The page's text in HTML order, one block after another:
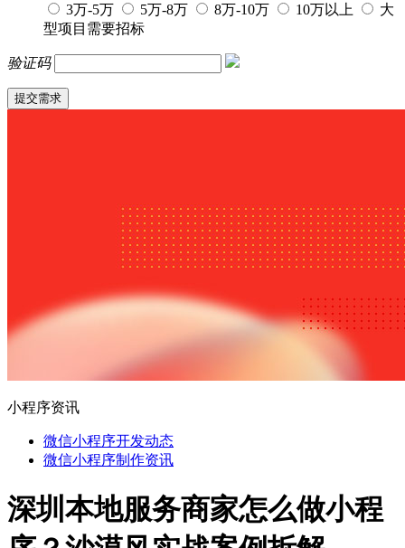
3万-5万
5万-8万 8万-10万 10万以上
大
型项目需要招标
验证码
小程序资讯
微信小程序开发动态
微信小程序制作资讯
深圳本地服务商家怎么做小程